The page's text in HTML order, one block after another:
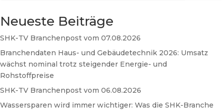
Neueste Beiträge
SHK-TV Branchenpost vom 07.08.2026
Branchendaten Haus- und Gebäudetechnik 2026: Umsatz
wächst nominal trotz steigender Energie- und
Rohstoffpreise
SHK-TV Branchenpost vom 06.08.2026
Wassersparen wird immer wichtiger: Was die SHK-Branche